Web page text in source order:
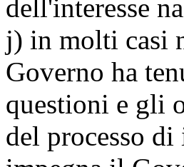
dell'interesse
j) in molti casi
Governo ha
questioni e gli
del processo di